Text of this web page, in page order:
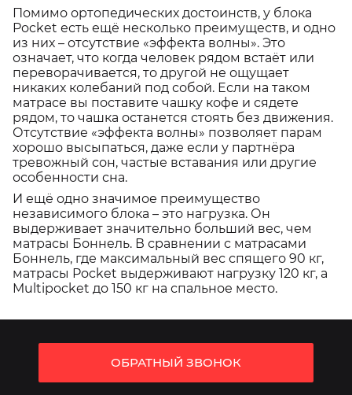
Помимо ортопедических достоинств, у блока
Pocket есть ещё несколько преимуществ, и одно
из них – отсутствие «эффекта волны». Это
означает, что когда человек рядом встаёт или
переворачивается, то другой не ощущает
никаких колебаний под собой. Если на таком
матрасе вы поставите чашку кофе и сядете
рядом, то чашка останется стоять без движения.
Отсутствие «эффекта волны» позволяет парам
хорошо высыпаться, даже если у партнёра
тревожный сон, частые вставания или другие
особенности сна.
И ещё одно значимое преимущество
независимого блока – это нагрузка. Он
выдерживает значительно больший вес, чем
матрасы Боннель. В сравнении с матрасами
Боннель, где максимальный вес спящего 90 кг,
матрасы Pocket выдерживают нагрузку 120 кг, а
Multipocket до 150 кг на спальное место.
ОБРАТНЫЙ ЗВОНОК